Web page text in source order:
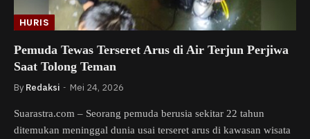
HURIS
Pemuda Tewas Terseret Arus di Air Terjun Perjiwa
Saat Tolong Teman
By Redaksi Mei 24, 2026
Suarastra.com – Seorang pemuda berusia sekitar 22 tahun
ditemukan meninggal dunia usai terseret arus di kawasan wisata